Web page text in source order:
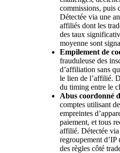
commissions, puis
Détectée via une
affiliés dont les
des taux
moyenne sont
Empilement de
frauduleuse des
d’affiliation sans
le lien de l’affilié.
du timing entre le
Abus coordonné
comptes utilisant
empreintes
paiement, et tous
affilié. Détectée
regroupement
des règles côté